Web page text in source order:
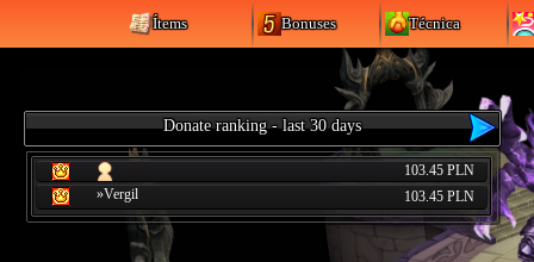
Ítems Bonuses Técnica
Donate ranking - last 30 days
103.45 PLN
»Vergil
103.45 PLN